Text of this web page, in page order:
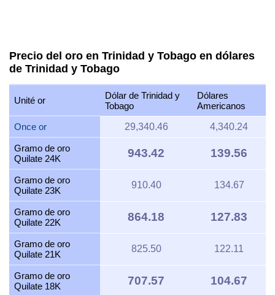
Precio del oro en Trinidad y Tobago en dólares
de Trinidad y Tobago
Unité or
Dólar de Trinidad y
Tobago
Dólares
Americanos
Once or
29,340.46 4,340.24
Gramo de oro
Quilate 24K
943.42 139.56
Gramo de oro
Quilate 23K
910.40 134.67
Gramo de oro
Quilate 22K
864.18 127.83
Gramo de oro
Quilate 21K
825.50 122.11
Gramo de oro
Quilate 18K
707.57 104.67